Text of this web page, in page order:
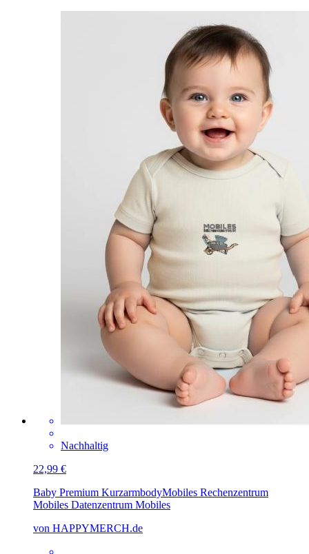
Nachhaltig
22,99 €
Baby Premium KurzarmbodyMobiles Rechenzentrum
Mobiles Datenzentrum Mobiles
von HAPPYMERCH.de